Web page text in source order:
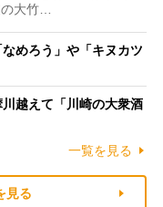
大竹…
めろう」や「キヌカツ
川越えて「川崎の大衆酒
一覧を見る
見る